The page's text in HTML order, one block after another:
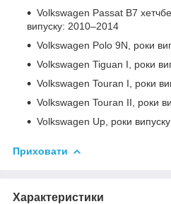
Volkswagen Passat B7
випуску: 2010–2014
Volkswagen Polo 9N, роки
Volkswagen Tiguan I, роки
Volkswagen Touran I, роки
Volkswagen Touran II, роки
Volkswagen Up, роки
Приховати
Характеристики